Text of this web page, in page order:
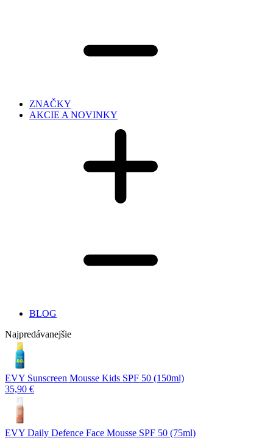
ZNAČKY
AKCIE A NOVINKY
BLOG
Najpredávanejšie
EVY Sunscreen Mousse Kids SPF 50 (150ml)
35,90 €
EVY Daily Defence Face Mousse SPF 50 (75ml)